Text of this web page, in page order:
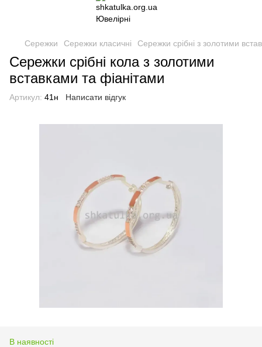
Сережки Сережки класичні Сережки срібні з золотими
Сережки срібні кола з золотими
вставками та фіанітами
Артикул: 41н Написати відгук
В наявності